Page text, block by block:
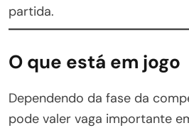
partida.
O que está em jogo
Dependendo da fase da
pode valer vaga importante